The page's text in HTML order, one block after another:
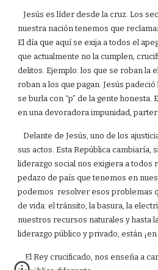
Jesús es líder desde la cruz. Los
nuestra nación tenemos que
El día que aquí se exija a todos el
que actualmente no la cumplen,
delitos. Ejemplo: los que se roban la
roban a los que pagan. Jesús
se burla con “p” de la gente honesta.
en una devoradora impunidad,
Delante de Jesús, uno de los
sus actos. Esta República cambiaría,
liderazgo social nos exigiera a todos
pedazo de país que tenemos en
podemos resolver esos problemas
de vida: el tránsito, la basura, la
nuestros recursos naturales y hasta
liderazgo público y privado, están
El Rey crucificado, nos enseña a